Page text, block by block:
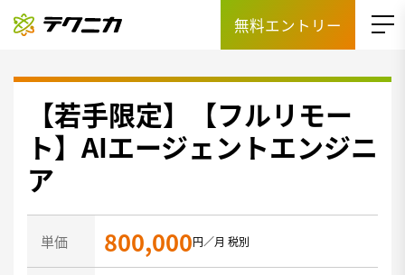
無料エントリー
【若手限定】【フルリモー
ト】AIエージェントエンジニ
ア
単価 800,000円／月 税別